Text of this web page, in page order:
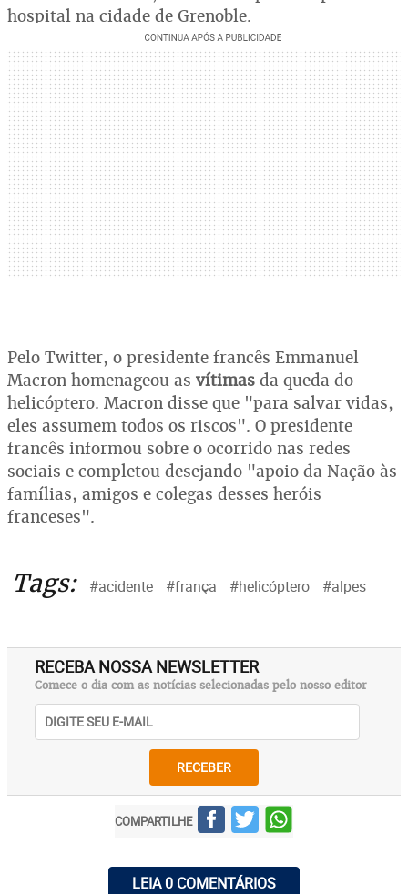
hospital na cidade de Grenoble.
Pelo Twitter, o presidente francês Emmanuel
Macron homenageou as vítimas da queda do
helicóptero. Macron disse que "para salvar vidas,
eles assumem todos os riscos". O presidente
francês informou sobre o ocorrido nas redes
sociais e completou desejando "apoio da Nação às
famílias, amigos e colegas desses heróis
franceses".
Tags: #acidente #frança #helicóptero #alpes
RECEBA NOSSA NEWSLETTER
Comece o dia com as notícias selecionadas pelo nosso editor
RECEBER
COMPARTILHE
LEIA 0 COMENTÁRIOS